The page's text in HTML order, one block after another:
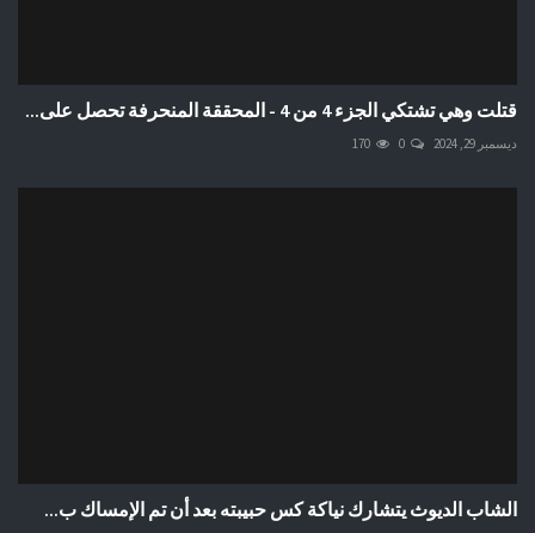
قتلت وهي تشتكي الجزء 4 من 4 - المحققة المنحرفة تحصل على...
ديسمبر 29, 2024 0
170
الشاب الديوث يتشارك نياكة كس حبيبته بعد أن تم الإمساك ب...